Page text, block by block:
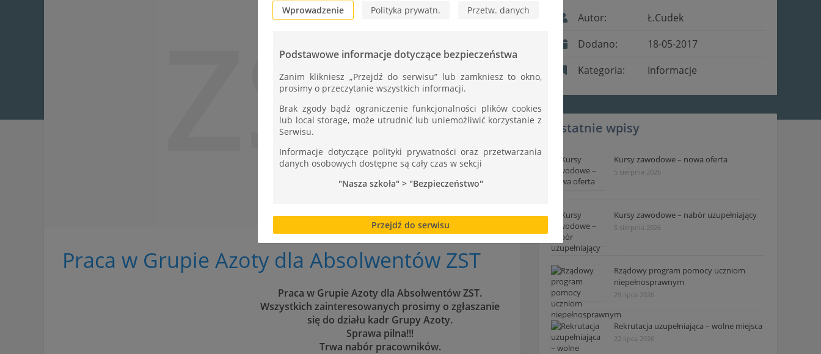
ZST
Praca w Grupie Azoty dla Absolwentów ZST
Praca w Grupie Azoty dla Absolwentów ZST.
Wszystkich zainteresowanych prosimy o zgłaszanie
się do działu kadr Grupy Azoty.
Sprawa pilna!!!
Trwa nabór pracowników.
Autor:
Ł.Cudek
Dodano:
18-05-2017
Kategoria:
Informacje
Ostatnie wpisy
Kursy zawodowe – nowa oferta
5 sierpnia 2026
Kursy zawodowe – nabór uzupełniający
5 sierpnia 2026
Rządowy program pomocy uczniom
niepełnosprawnym
29 lipca 2026
Rekrutacja uzupełniająca – wolne miejsca
22 lipca 2026
Wprowadzenie Polityka prywatn. Przetw. danych
Podstawowe informacje dotyczące bezpieczeństwa
Zanim klikniesz „Przejdź do serwisu” lub zamkniesz to okno,
prosimy o przeczytanie wszystkich informacji.
Brak zgody bądź ograniczenie funkcjonalności plików cookies
lub local storage, może utrudnić lub uniemożliwić korzystanie z
Serwisu.
Informacje dotyczące polityki prywatności oraz przetwarzania
danych osobowych dostępne są cały czas w sekcji
"Nasza szkoła" > "Bezpieczeństwo"
Przejdź do serwisu